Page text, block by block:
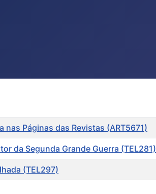
nas Páginas das Revistas (ART5671)
da Segunda Grande Guerra (TEL281)
(TEL297)